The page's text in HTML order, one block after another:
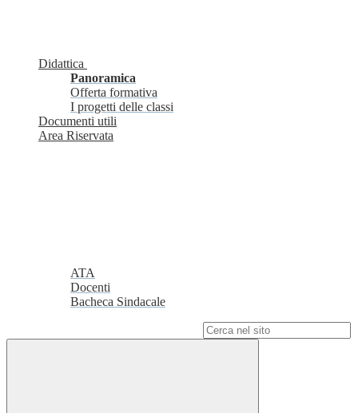
Didattica
Panoramica
Offerta formativa
I progetti delle classi
Documenti utili
Area Riservata
ATA
Docenti
Bacheca Sindacale